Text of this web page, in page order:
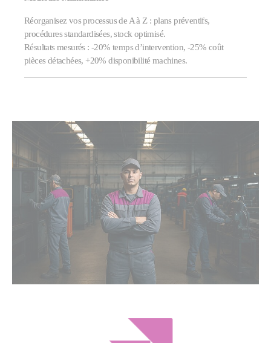
Réorganisez vos processus de A à Z : plans préventifs,
procédures standardisées, stock optimisé.
Résultats mesurés : -20% temps d’intervention, -25% coût
pièces détachées, +20% disponibilité machines.